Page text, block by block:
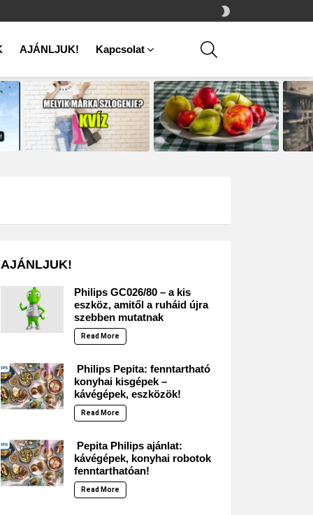
SKIN
AJÁNLJUK! Kapcsolat
AJÁNLJUK!
Philips GC026/80 – a kis
eszköz, amitől a ruháid újra
szebben mutatnak
Read More
Philips Pepita: fenntartható
konyhai kisgépek –
kávégépek, eszközök!
Read More
Pepita Philips ajánlat:
kávégépek, konyhai robotok
fenntarthatóan!
Read More